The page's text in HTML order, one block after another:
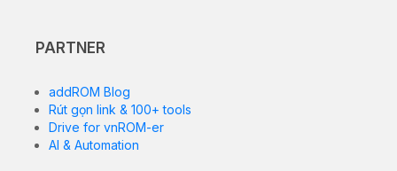
PARTNER
addROM Blog
Rút gọn link & 100+ tools
Drive for vnROM-er
AI & Automation